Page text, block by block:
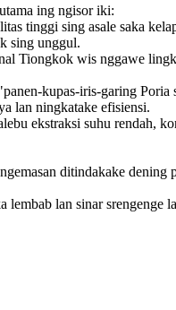
ing ngisor iki:
tinggi sing asale saka
sing unggul.
Tiongkok wis nggawe
kupas-iris-garing
lan ningkatake efisiensi.
ekstraksi suhu rendah,
ditindakake
lan sinar srengenge